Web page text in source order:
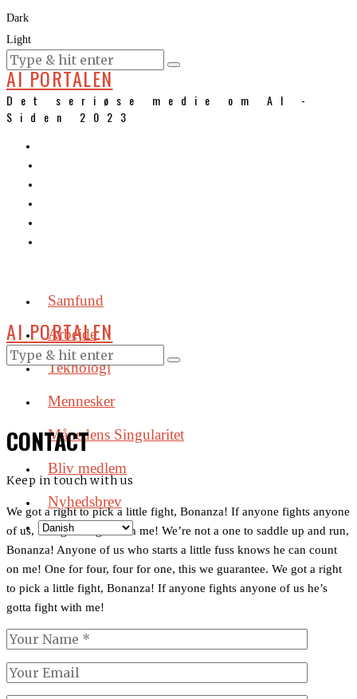
Dark
Light
KURSER
AI PORTALEN
Det seriøse medie om AI -
Siden 2023
Samfund
Arbejde
Teknologi
Mennesker
Månedens Singularitet
Bliv medlem
Nyhedsbrev
AI PORTALEN
CONTACT
Keep in touch with us
We got a right to pick a little fight, Bonanza! If anyone fights anyone
of us, he’s gotta fight with me! We’re not a one to saddle up and run,
Bonanza! Anyone of us who starts a little fuss knows he can count
on me! One for four, four for one, this we guarantee. We got a right
to pick a little fight, Bonanza! If anyone fights anyone of us he’s
gotta fight with me!